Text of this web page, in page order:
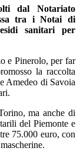
dal Notariato
tra i Notai di
sanitari per
e Pinerolo, per far
la raccolta
Amedeo di Savoia
ma anche di
del Piemonte e
75.000 euro, con